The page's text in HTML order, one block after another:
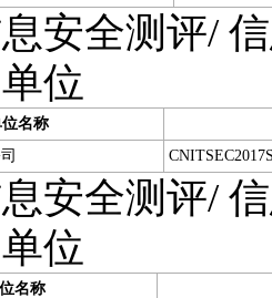
安全测评/
位
名称
安全测评/
位
名称